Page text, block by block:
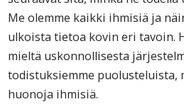
Me olemme kaikki ihmisiä ja
ulkoista tietoa kovin eri tavoin.
mieltä uskonnollisesta
todistuksiemme puolusteluista,
huonoja ihmisiä.